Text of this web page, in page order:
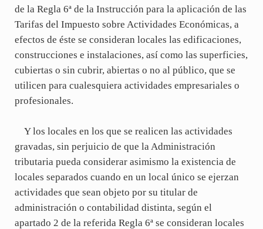
de la Regla 6ª de la Instrucción para la aplicación de las
Tarifas del Impuesto sobre Actividades Económicas, a
efectos de éste se consideran locales las edificaciones,
construcciones e instalaciones, así como las superficies,
cubiertas o sin cubrir, abiertas o no al público, que se
utilicen para cualesquiera actividades empresariales o
profesionales.
Y los locales en los que se realicen las actividades
gravadas, sin perjuicio de que la Administración
tributaria pueda considerar asimismo la existencia de
locales separados cuando en un local único se ejerzan
actividades que sean objeto por su titular de
administración o contabilidad distinta, según el
apartado 2 de la referida Regla 6ª se consideran locales